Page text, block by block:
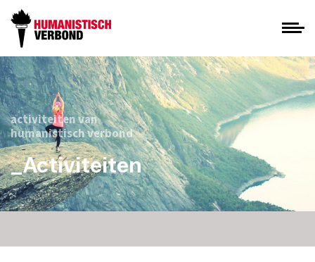
activiteiten van
humanistisch verbond
_Activiteiten